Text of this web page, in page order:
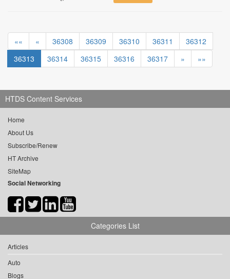
«« « 36308 36309 36310 36311
36312
36313
36314 36315 36316 36317 » »»
HTDS Content Services
Home
About Us
Subscribe/Renew
HT Archive
SiteMap
Social Networking
Categories List
Articles
Auto
Blogs